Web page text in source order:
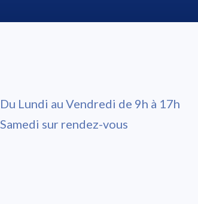
Du Lundi au Vendredi de 9h à 17h
Samedi sur rendez-vous